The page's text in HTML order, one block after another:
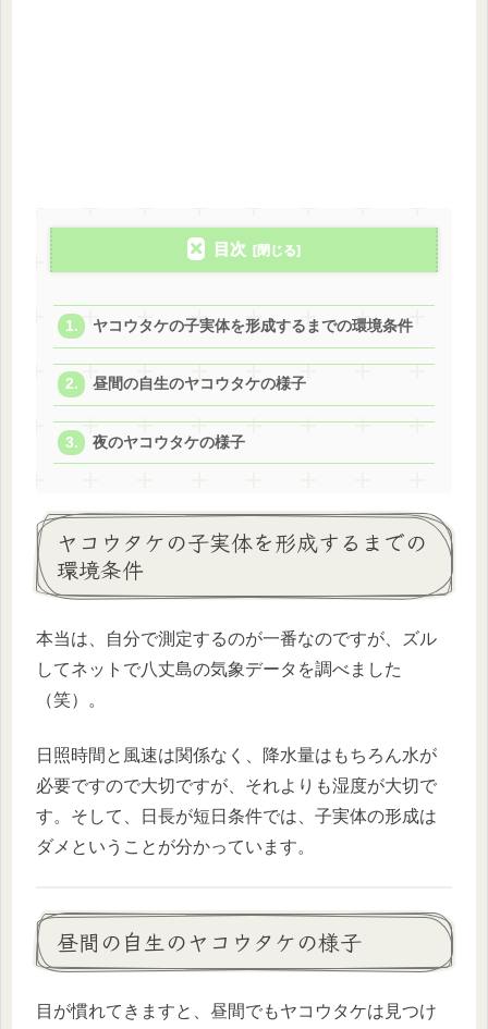
目次
ヤコウタケの子実体を形成するまでの環境条件
昼間の自生のヤコウタケの様子
夜のヤコウタケの様子
ヤコウタケの子実体を形成するまでの
環境条件
本当は、自分で測定するのが一番なのですが、ズル
してネットで八丈島の気象データを調べました
（笑）。
日照時間と風速は関係なく、降水量はもちろん水が
必要ですので大切ですが、それよりも湿度が大切で
す。そして、日長が短日条件では、子実体の形成は
ダメということが分かっています。
昼間の自生のヤコウタケの様子
目が慣れてきますと、昼間でもヤコウタケは見つけ